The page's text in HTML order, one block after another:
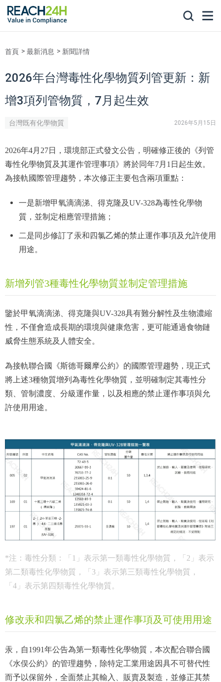
首頁 最新消息 新聞詳情
2026年台灣毒性化學物質列管更新：新
增3項列管物質，7月起生效
台灣既有化學物質 2026年5月15日
2026年4月27日，環境部正式發文公告，明確修正後的《列管
毒性化學物質及其運作管理事項》將於同年7月1日起生效。
為接軌國際管理趨勢，本次修正主要包含兩項重點：
一是新增甲氧滴滴涕、得克隆及UV-328為毒性化學物
質，並制定相應管理措施；
二是同步修訂了汞和四氯乙烯的禁止運作事項及允許使用
用途。
新增列管3種毒性化學物質並制定管理措施
鑒於甲氧滴滴涕、得克隆與UV-328具有難分解性及生物濃縮
性，不僅會造成長期的環境與健康危害，更可能通過食物鏈
威脅生態系統及人體安全。
為接軌聯合國《斯德哥爾摩公約》的國際管理趨勢，現正式
將上述3種物質增列為毒性化學物質，並明確制定其毒性分
類、管制濃度、分級運作量，以及相應的禁止運作事項與允
許使用用途。
*注：毒性分類：「1」表示第一類毒性化學物質，「2」表示
第二類毒性化學物質，「3」表示第三類毒性化學物質，
「4」表示第四類毒性化學物質。
修改汞和四氯乙烯的禁止運作事項及可使用用途
汞，自1991年公告為第一類毒性化學物質，本次配合聯合國
《水俣公約》的管理趨勢，除特定工業用途因具不可替代性
而予以保留外，全面禁止其輸入、販賣及製造，並修正其禁